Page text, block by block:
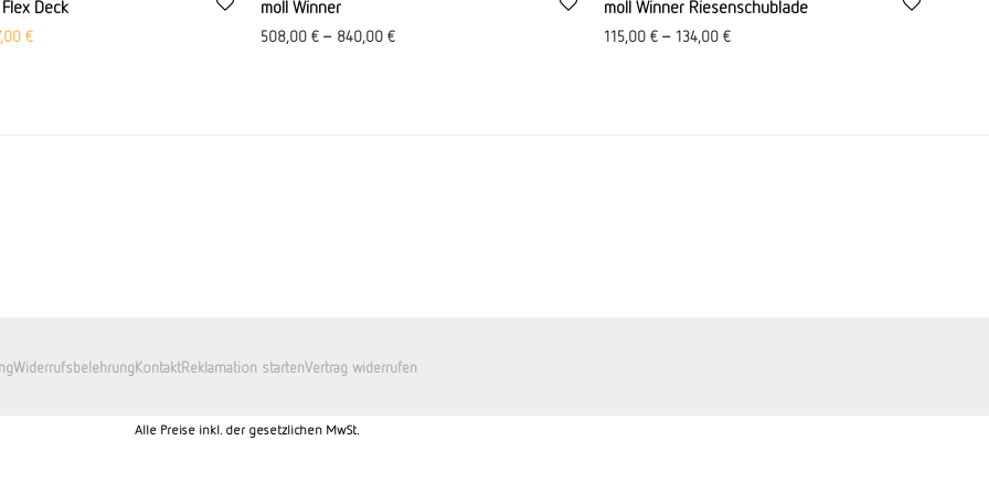
Deck
Preis war: 455,00 €
€Aktueller Preis ist: 407,00 €.
moll Winner
508,00 € – 840,00 €
moll Winner Riesenschublade
115,00 € – 134,00 €
WiderrufsbelehrungKontaktReklamation startenVertrag widerrufen
Alle Preise inkl. der gesetzlichen MwSt.